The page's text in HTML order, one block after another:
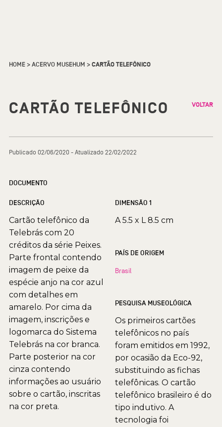
HOME>ACERVO MUSEHUM >CARTÃO TELEFÔNICO
CARTÃO TELEFÔNICO VOLTAR
Publicado 02/06/2020 - Atualizado 22/02/2022
DOCUMENTO
DESCRIÇÃO
Cartão telefônico da
Telebrás com 20
créditos da série Peixes.
Parte frontal contendo
imagem de peixe da
espécie anjo na cor azul
com detalhes em
amarelo. Por cima da
imagem, inscrições e
logomarca do Sistema
Telebrás na cor branca.
Parte posterior na cor
cinza contendo
informações ao usuário
sobre o cartão, inscritas
na cor preta.
DIMENSÃO 1
A 5.5 x L 8.5 cm
PAÍS DE ORIGEM
Brasil
PESQUISA MUSEOLÓGICA
Os primeiros cartões
telefônicos no país
foram emitidos em 1992,
por ocasião da Eco-92,
substituindo as fichas
telefônicas. O cartão
telefônico brasileiro é do
tipo indutivo. A
tecnologia foi